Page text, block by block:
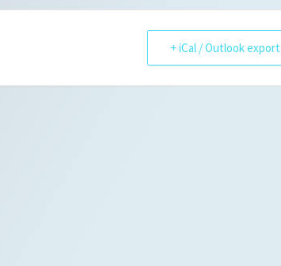
+ iCal / Outlook export